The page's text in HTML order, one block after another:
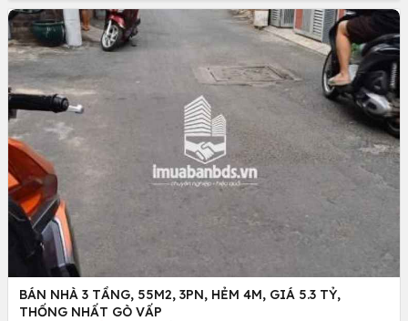
BÁN NHÀ 3 TẦNG, 55M2, 3PN, HẺM 4M, GIÁ 5.3 TỶ,
THỐNG NHẤT GÒ VẤP